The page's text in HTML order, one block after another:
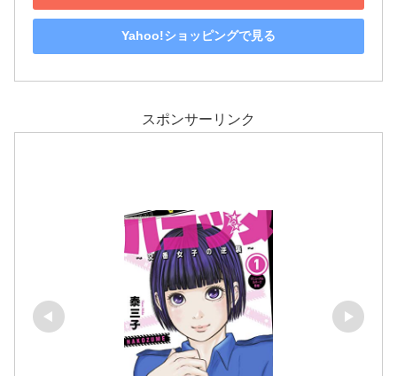
Yahoo!ショッピングで見る
スポンサーリンク